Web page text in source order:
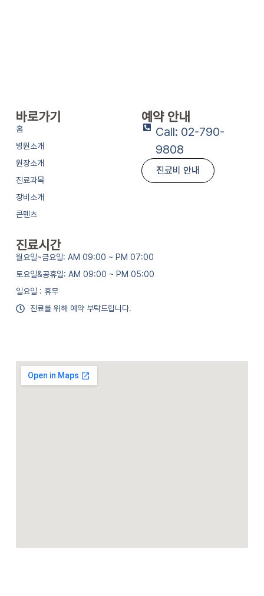
바로가기
홈
병원소개
원장소개
진료과목
장비소개
콘텐츠
예약 안내
Call: 02-790-
9808
진료비 안내
진료시간
월요일~금요일: AM 09:00 ~ PM 07:00
토요일&공휴일: AM 09:00 ~ PM 05:00
일요일 : 휴무
진료를 위해 예약 부탁드립니다.